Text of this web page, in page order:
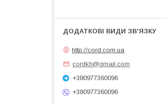
http://cord.com.ua
cordkh@gmail.com
+380977360096
+380977360096